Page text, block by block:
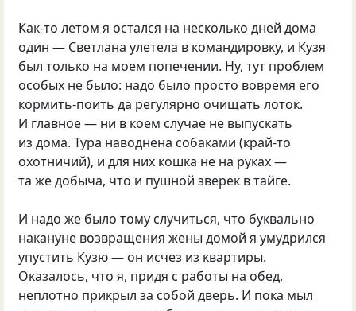
Как-то летом я остался на несколько дней дома
один — Светлана улетела в командировку, и Кузя
был только на моем попечении. Ну, тут проблем
особых не было: надо было просто вовремя его
кормить-поить да регулярно очищать лоток.
И главное — ни в коем случае не выпускать
из дома. Тура наводнена собаками (край-то
охотничий), и для них кошка не на руках —
та же добыча, что и пушной зверек в тайге.
И надо же было тому случиться, что буквально
накануне возвращения жены домой я умудрился
упустить Кузю — он исчез из квартиры.
Оказалось, что я, придя с работы на обед,
неплотно прикрыл за собой дверь. И пока мыл